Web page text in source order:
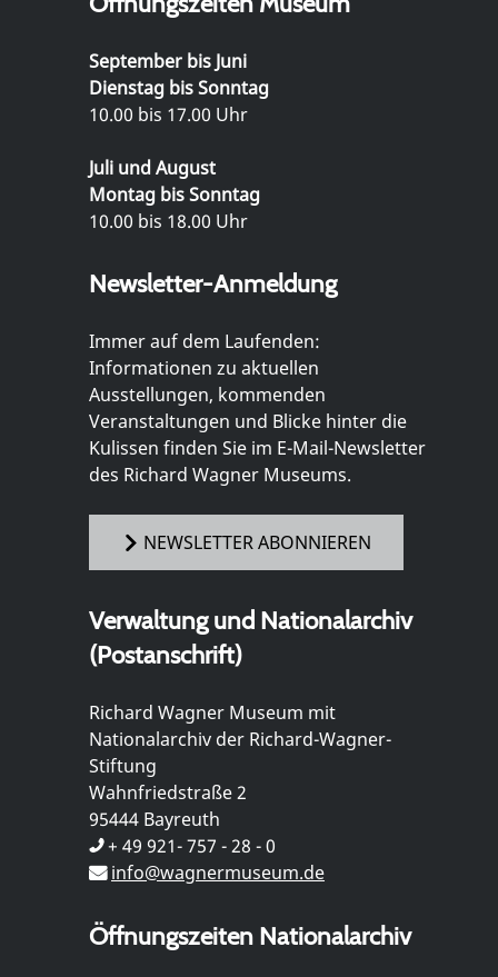
September bis Juni
Dienstag bis Sonntag
10.00 bis 17.00 Uhr
Juli und August
Montag bis Sonntag
10.00 bis 18.00 Uhr
Newsletter-Anmeldung
Immer auf dem Laufenden:
Informationen zu aktuellen
Ausstellungen, kommenden
Veranstaltungen und Blicke hinter die
Kulissen finden Sie im E-Mail-Newsletter
des Richard Wagner Museums.
NEWSLETTER ABONNIEREN
Verwaltung und Nationalarchiv
(Postanschrift)
Richard Wagner Museum mit
Nationalarchiv der Richard-Wagner-
Stiftung
Wahnfriedstraße 2
95444 Bayreuth
+ 49 921- 757 - 28 - 0
info@wagnermuseum.de
Öffnungszeiten Nationalarchiv